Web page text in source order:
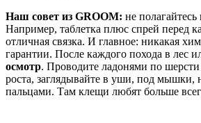
Наш совет из GROOM: не полагайтесь
Например, таблетка плюс спрей перед
отличная связка. И главное: никакая
гарантии. После каждого похода в лес
осмотр. Проводите ладонями по
роста, заглядывайте в уши, под мышки,
пальцами. Там клещи любят больше